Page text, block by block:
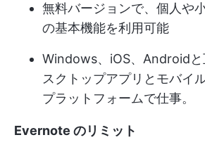
無料バージョンで、個人や
の基本機能を利用可能
Windows、iOS、Android
スクトップアプリとモバイ
プラットフォームで仕事。
Evernote のリミット